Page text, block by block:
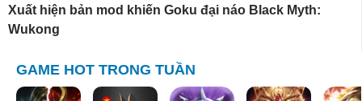
Xuất hiện bản mod khiến Goku đại náo Black Myth:
Wukong
GAME HOT TRONG TUẦN